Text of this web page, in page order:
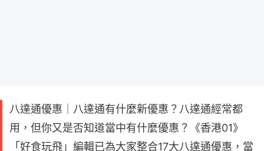
八達通優惠｜八達通有什麼新優惠？八達通經常都
用，但你又是否知道當中有什麼優惠？《香港01》
「好食玩飛」編輯已為大家整合17大八達通優惠，當